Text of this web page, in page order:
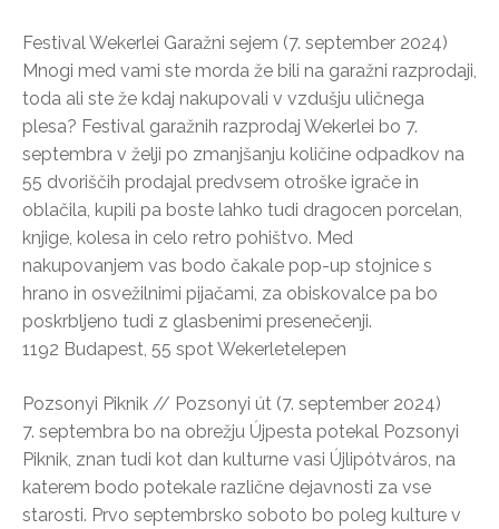
Festival Wekerlei Garažni sejem (7. september 2024)
Mnogi med vami ste morda že bili na garažni razprodaji,
toda ali ste že kdaj nakupovali v vzdušju uličnega
plesa? Festival garažnih razprodaj Wekerlei bo 7.
septembra v želji po zmanjšanju količine odpadkov na
55 dvoriščih prodajal predvsem otroške igrače in
oblačila, kupili pa boste lahko tudi dragocen porcelan,
knjige, kolesa in celo retro pohištvo. Med
nakupovanjem vas bodo čakale pop-up stojnice s
hrano in osvežilnimi pijačami, za obiskovalce pa bo
poskrbljeno tudi z glasbenimi presenečenji.
1192 Budapest, 55 spot Wekerletelepen
Pozsonyi Piknik // Pozsonyi út (7. september 2024)
7. septembra bo na obrežju Újpesta potekal Pozsonyi
Piknik, znan tudi kot dan kulturne vasi Újlipótváros, na
katerem bodo potekale različne dejavnosti za vse
starosti. Prvo septembrsko soboto bo poleg kulture v